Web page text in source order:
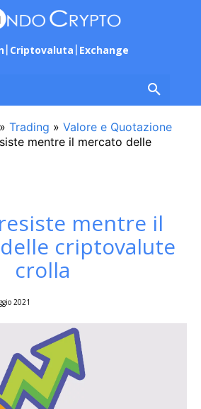
Criptovaluta Exchange
» Trading » Valore e Quotazione
mentre il mercato delle
mentre il
criptovalute
crolla
2021